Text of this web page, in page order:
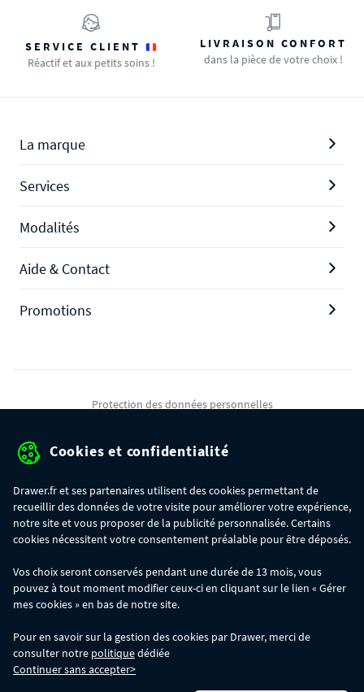
SERVICE CLIENT
Réactif et aux petits soins !
LIVRAISON CONFORT
dans la pièce de votre choix !
La marque
Services
Modalités
Aide & Contact
Promotions
Protection des données personnelles
Gérer mes cookies
commande :
- 30€ sur votre commande dès 300€ d'achat, avec le code BIKINI30
- 50€ sur votre commande dès 500€ d'achat, avec le code BIKINI50
Les codes BIKINI30, BIKINI50 et BIKINI100 ne sont valables que sur
www.drawer.fr; ils ne sont pas cumulables entre eux, ni avec d'autres codes
promotionnels. La remise se calculera automatiquement dans votre panier
lors de la saisie du code adéquat.
Cookies et confidentialité
Drawer.fr et ses partenaires utilisent des cookies permettant de
recueillir des données de votre visite pour améliorer votre expérience,
notre site et vous proposer de la publicité personnalisée. Certains
cookies nécessitent votre consentement préalable pour être déposés.
Vos choix seront conservés pendant une durée de 13 mois, vous
pouvez à tout moment modifier ceux-ci en cliquant sur le lien « Gérer
mes cookies » en bas de notre site.
Pour en savoir sur la gestion des cookies par Drawer, merci de
consulter notre politiquedédiée
Continuer sans accepter>